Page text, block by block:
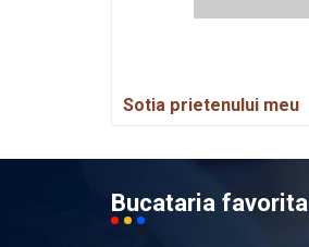
Sotia prietenului meu
Bucataria favorita